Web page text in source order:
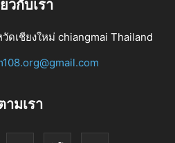
วกับเรา
วัดเชียงใหม่ chiangmai Thailand
ามเรา